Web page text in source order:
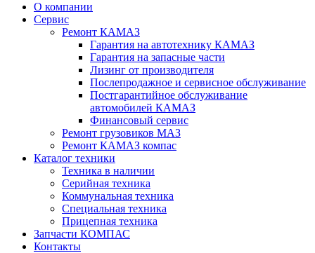
О компании
Сервис
Ремонт КАМАЗ
Гарантия на автотехнику КАМАЗ
Гарантия на запасные части
Лизинг от производителя
Послепродажное и сервисное обслуживание
Постгарантийное обслуживание
автомобилей КАМАЗ
Финансовый сервис
Ремонт грузовиков МАЗ
Ремонт КАМАЗ компас
Каталог техники
Техника в наличии
Серийная техника
Коммунальная техника
Специальная техника
Прицепная техника
Запчасти КОМПАС
Контакты